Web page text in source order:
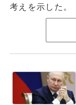
考えを示した。